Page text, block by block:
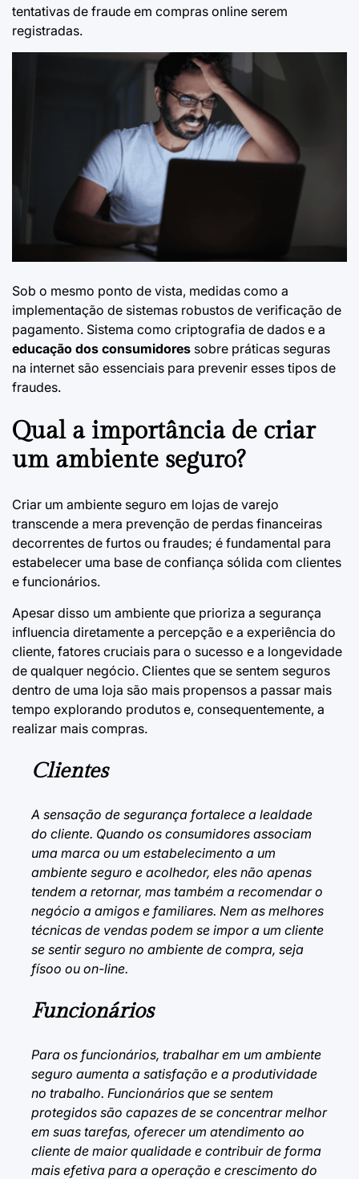
tentativas de fraude em compras online serem
registradas.
Sob o mesmo ponto de vista, medidas como a
implementação de sistemas robustos de verificação de
pagamento. Sistema como criptografia de dados e a
educação dos consumidores sobre práticas seguras
na internet são essenciais para prevenir esses tipos de
fraudes.
Qual a importância de criar
um ambiente seguro?
Criar um ambiente seguro em lojas de varejo
transcende a mera prevenção de perdas financeiras
decorrentes de furtos ou fraudes; é fundamental para
estabelecer uma base de confiança sólida com clientes
e funcionários.
Apesar disso um ambiente que prioriza a segurança
influencia diretamente a percepção e a experiência do
cliente, fatores cruciais para o sucesso e a longevidade
de qualquer negócio. Clientes que se sentem seguros
dentro de uma loja são mais propensos a passar mais
tempo explorando produtos e, consequentemente, a
realizar mais compras.
Clientes
A sensação de segurança fortalece a lealdade
do cliente. Quando os consumidores associam
uma marca ou um estabelecimento a um
ambiente seguro e acolhedor, eles não apenas
tendem a retornar, mas também a recomendar o
negócio a amigos e familiares. Nem as melhores
técnicas de vendas podem se impor a um cliente
se sentir seguro no ambiente de compra, seja
físoo ou on-line.
Funcionários
Para os funcionários, trabalhar em um ambiente
seguro aumenta a satisfação e a produtividade
no trabalho. Funcionários que se sentem
protegidos são capazes de se concentrar melhor
em suas tarefas, oferecer um atendimento ao
cliente de maior qualidade e contribuir de forma
mais efetiva para a operação e crescimento do